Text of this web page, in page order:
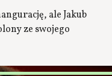
ale Jakub
ze swojego